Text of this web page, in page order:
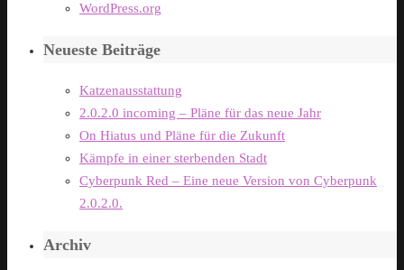
WordPress.org
Neueste Beiträge
Katzenausstattung
2.0.2.0 incoming – Pläne für das neue Jahr
On Hiatus und Pläne für die Zukunft
Kämpfe in einer sterbenden Stadt
Cyberpunk Red – Eine neue Version von Cyberpunk
2.0.2.0.
Archiv